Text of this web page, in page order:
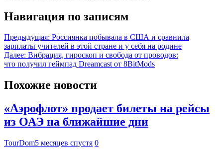
Навигация по записям
Предыдущая: Россиянка побывала в США и сравнила
зарплаты учителей в этой стране и у себя на родине
Далее: Вибрация, гироскоп и свобода от проводов:
что получил геймпад Dreamcast от 8BitMods
Похожие новости
«Аэрофлот» продает билеты на рейсы
из ОАЭ на ближайшие дни
TourDom5 месяцев спустя 0